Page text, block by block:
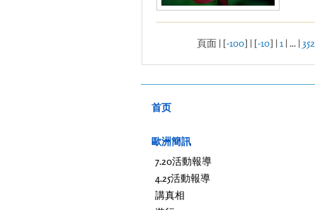
頁面 | [-100] | [-10] |1 | ... | 352
首页
歐洲簡訊
7.20活動報導
4.25活動報導
講真相